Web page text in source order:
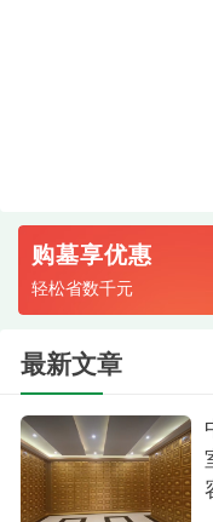
价格区间：
经济型墓区：
18,800元起，适合
庭。
购墓享优惠
轻松省数千元
最新文章